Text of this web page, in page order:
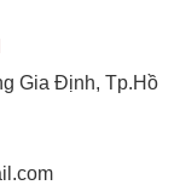
Gia Định, Tp.Hồ